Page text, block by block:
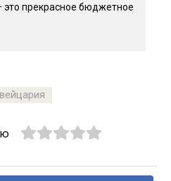
это прекрасное бюджетное